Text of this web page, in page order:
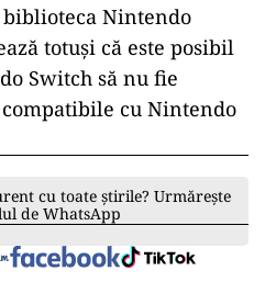
Nintendo
totuși că este posibil
Switch să nu fie
cu Nintendo
cu toate știrile? Urmărește
de WhatsApp